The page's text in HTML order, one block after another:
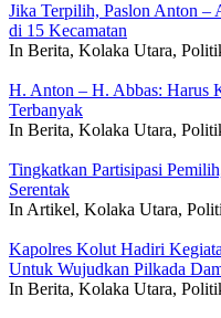
Jika Terpilih, Paslon Anton –
di 15 Kecamatan
In Berita, Kolaka Utara,
H. Anton – H. Abbas: Harus
Terbanyak
In Berita, Kolaka Utara,
Tingkatkan Partisipasi
Serentak
In Artikel, Kolaka Utara,
Kapolres Kolut Hadiri
Untuk Wujudkan Pilkada
In Berita, Kolaka Utara,